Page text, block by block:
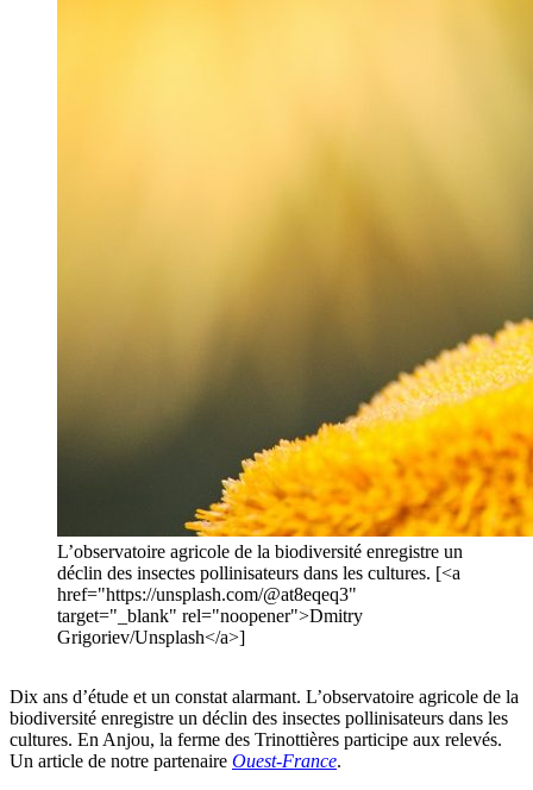
L’observatoire agricole de la biodiversité enregistre un
déclin des insectes pollinisateurs dans les cultures. [<a
href="https://unsplash.com/@at8eqeq3"
target="_blank" rel="noopener">Dmitry
Grigoriev/Unsplash</a>]
Dix ans d’étude et un constat alarmant. L’observatoire agricole de la
biodiversité enregistre un déclin des insectes pollinisateurs dans les
cultures. En Anjou, la ferme des Trinottières participe aux relevés.
Un article de notre partenaire Ouest-France.